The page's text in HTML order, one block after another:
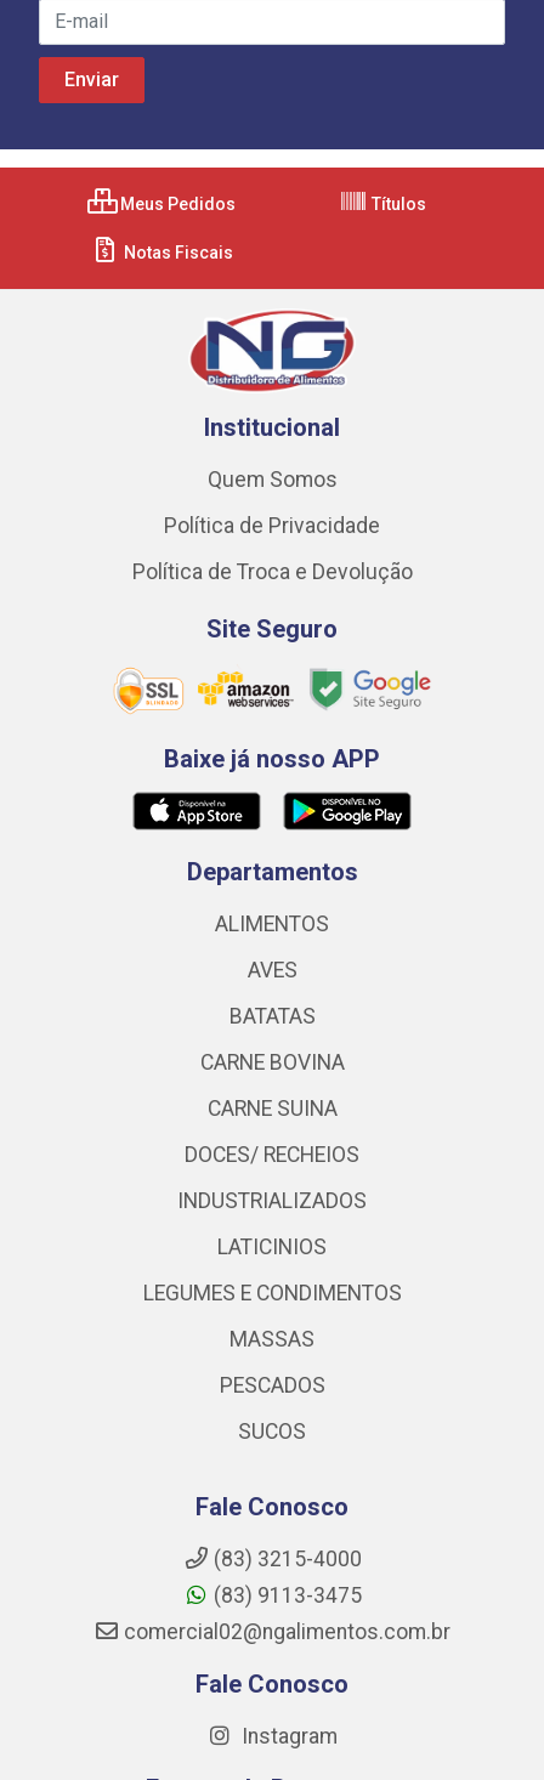
Meus Pedidos Títulos
Notas Fiscais
Institucional
Quem Somos
Política de Privacidade
Política de Troca e Devolução
Site Seguro
Baixe já nosso APP
Departamentos
ALIMENTOS
AVES
BATATAS
CARNE BOVINA
CARNE SUINA
DOCES/ RECHEIOS
INDUSTRIALIZADOS
LATICINIOS
LEGUMES E CONDIMENTOS
MASSAS
PESCADOS
SUCOS
Fale Conosco
(83) 3215-4000
(83) 9113-3475
comercial02@ngalimentos.com.br
Fale Conosco
Instagram